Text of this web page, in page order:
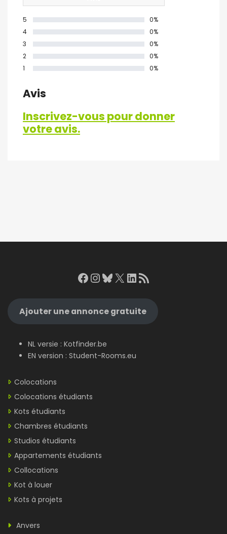
5
0%
4
0%
3
0%
2
0%
1
0%
Avis
Inscrivez-vous pour donner
votre avis.
Facebook
Instagram
Bluesky
X LinkedIn
RSS Feed
Ajouter une annonce gratuite
NL versie : Kotfinder.be
EN version : Student-Rooms.eu
Colocations
Colocations étudiants
Kots étudiants
Chambres étudiants
Studios étudiants
Appartements étudiants
Collocations
Kot à louer
Kots à projets
Anvers